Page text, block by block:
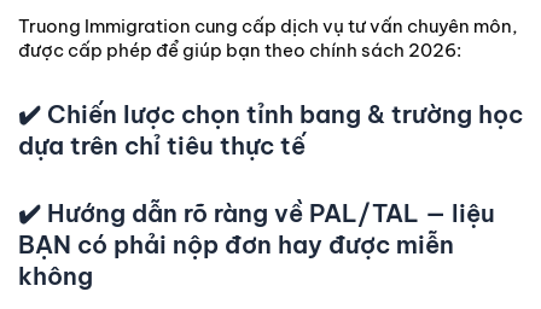
Truong Immigration cung cấp dịch vụ tư vấn chuyên môn,
được cấp phép để giúp bạn theo chính sách 2026:
✔️ Chiến lược chọn tỉnh bang & trường học
dựa trên chỉ tiêu thực tế
✔️ Hướng dẫn rõ ràng về PAL/TAL — liệu
BẠN có phải nộp đơn hay được miễn
không